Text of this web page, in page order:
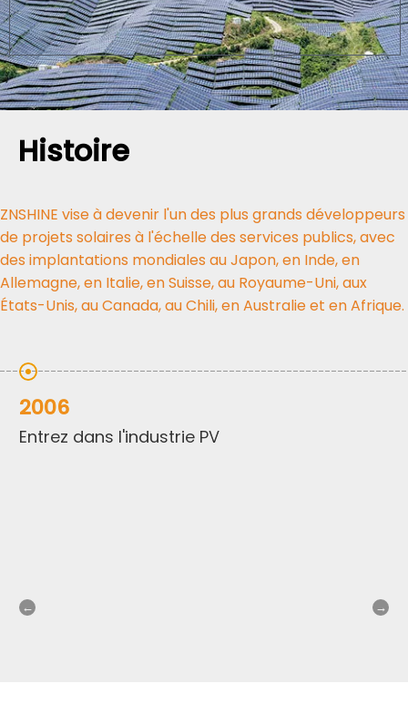
Histoire
ZNSHINE vise à devenir l'un des plus grands développeurs
de projets solaires à l'échelle des services publics, avec
des implantations mondiales au Japon, en Inde, en
Allemagne, en Italie, en Suisse, au Royaume-Uni, aux
États-Unis, au Canada, au Chili, en Australie et en Afrique.
2006
Entrez dans l'industrie PV